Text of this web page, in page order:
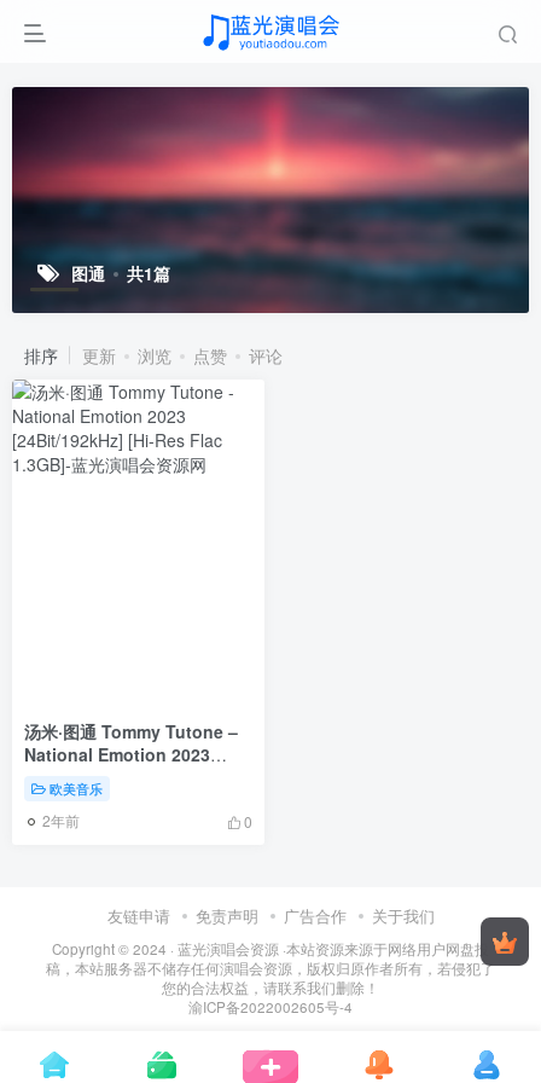
图通 共1篇
排序 更新 浏览 点赞 评论
汤米·图通 Tommy Tutone –
National Emotion 2023
[24Bit/192kHz] [Hi-Res Flac
1.3GB]
欧美音乐
2年前 0
友链申请 免责声明 广告合作 关于我们
Copyright © 2024 · 蓝光演唱会资源 ·本站资源来源于网络用户网盘投
稿，本站服务器不储存任何演唱会资源，版权归原作者所有，若侵犯了
您的合法权益，请联系我们删除！
渝ICP备2022002605号-4